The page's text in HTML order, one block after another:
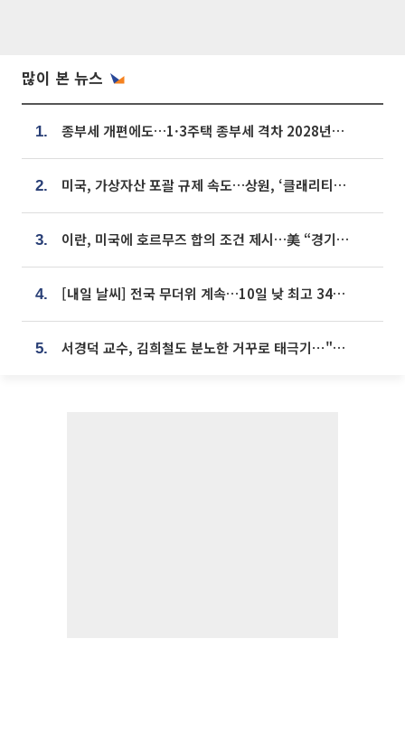
많이 본 뉴스
1. 종부세 개편에도…1·3주택 종부세 격차 2028년부터 확대
2. 미국, 가상자산 포괄 규제 속도…상원, ‘클래리티법’ 9월 절차투표 추진
3. 이란, 미국에 호르무즈 합의 조건 제시…美 “경기 아직 안 끝나” [종합]
4. [내일 날씨] 전국 무더위 계속…10일 낮 최고 34도 육박
5. 서경덕 교수, 김희철도 분노한 거꾸로 태극기⋯"엉터리는 아냐, 아쉬울 뿐"